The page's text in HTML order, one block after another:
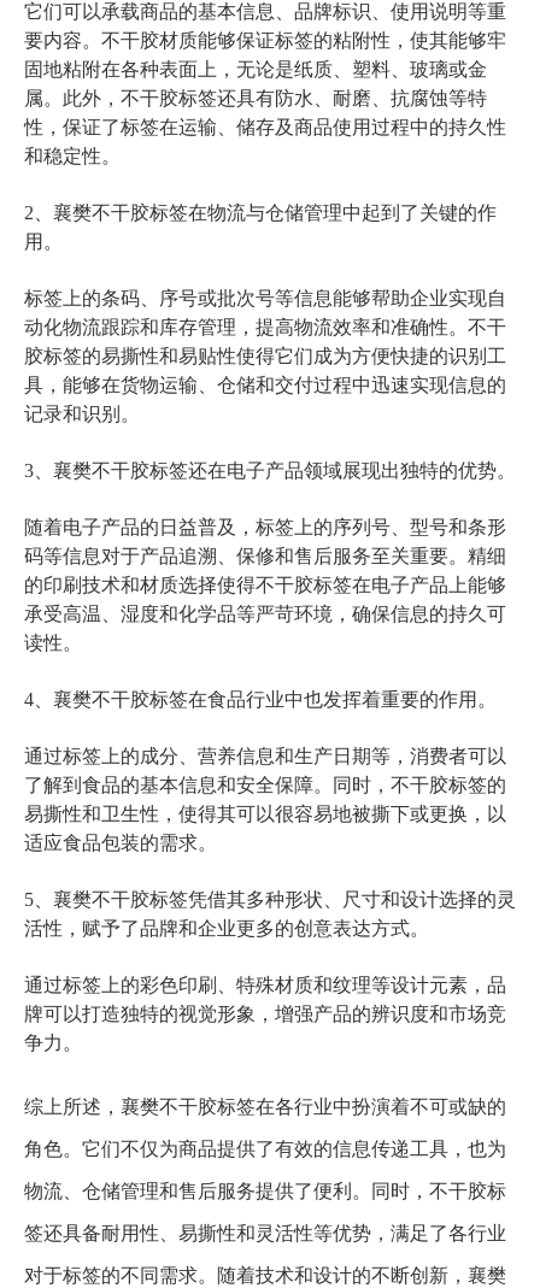
它们可以承载商品的基本信息、品牌标识、使用说明等重
要内容。不干胶材质能够保证标签的粘附性，使其能够牢
固地粘附在各种表面上，无论是纸质、塑料、玻璃或金
属。此外，不干胶标签还具有防水、耐磨、抗腐蚀等特
性，保证了标签在运输、储存及商品使用过程中的持久性
和稳定性。
2、襄樊不干胶标签在物流与仓储管理中起到了关键的作
用。
标签上的条码、序号或批次号等信息能够帮助企业实现自
动化物流跟踪和库存管理，提高物流效率和准确性。不干
胶标签的易撕性和易贴性使得它们成为方便快捷的识别工
具，能够在货物运输、仓储和交付过程中迅速实现信息的
记录和识别。
3、襄樊不干胶标签还在电子产品领域展现出独特的优势。
随着电子产品的日益普及，标签上的序列号、型号和条形
码等信息对于产品追溯、保修和售后服务至关重要。精细
的印刷技术和材质选择使得不干胶标签在电子产品上能够
承受高温、湿度和化学品等严苛环境，确保信息的持久可
读性。
4、襄樊不干胶标签在食品行业中也发挥着重要的作用。
通过标签上的成分、营养信息和生产日期等，消费者可以
了解到食品的基本信息和安全保障。同时，不干胶标签的
易撕性和卫生性，使得其可以很容易地被撕下或更换，以
适应食品包装的需求。
5、襄樊不干胶标签凭借其多种形状、尺寸和设计选择的灵
活性，赋予了品牌和企业更多的创意表达方式。
通过标签上的彩色印刷、特殊材质和纹理等设计元素，品
牌可以打造独特的视觉形象，增强产品的辨识度和市场竞
争力。
综上所述，襄樊不干胶标签在各行业中扮演着不可或缺的
角色。它们不仅为商品提供了有效的信息传递工具，也为
物流、仓储管理和售后服务提供了便利。同时，不干胶标
签还具备耐用性、易撕性和灵活性等优势，满足了各行业
对于标签的不同需求。随着技术和设计的不断创新，襄樊